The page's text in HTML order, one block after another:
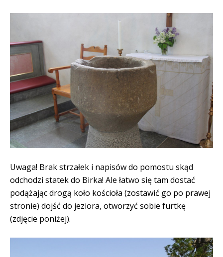
Uwaga! Brak strzałek i napisów do pomostu skąd
odchodzi statek do Birka! Ale łatwo się tam dostać
podążając drogą koło kościoła (zostawić go po prawej
stronie) dojść do jeziora, otworzyć sobie furtkę
(zdjęcie poniżej).